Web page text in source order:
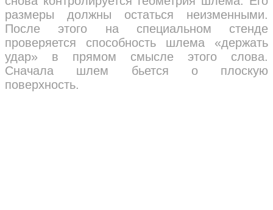
размеры должны остаться неизменными.
После этого на специальном стенде
проверяется способность шлема «держать
удар» в прямом смысле этого слова.
Сначала шлем бьется о плоскую
поверхность.